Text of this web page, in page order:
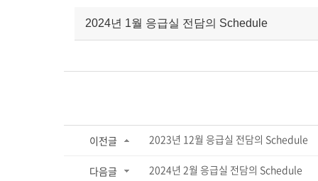
2024년 1월 응급실 전담의 Schedule
이전글 2023년 12월 응급실 전담의 Schedule
다음글 2024년 2월 응급실 전담의 Schedule